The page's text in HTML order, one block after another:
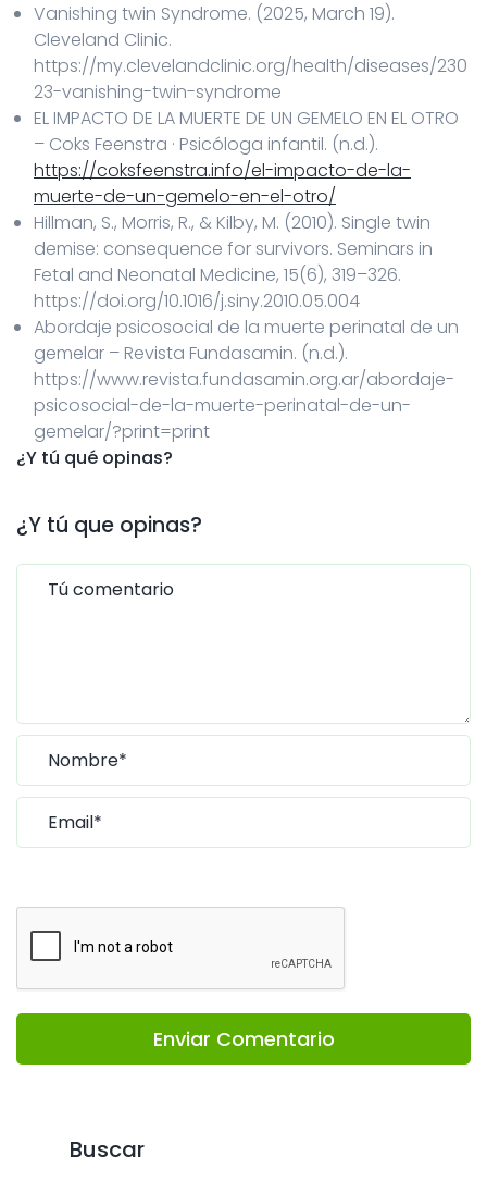
Vanishing twin Syndrome. (2025, March 19).
Cleveland Clinic.
https://my.clevelandclinic.org/health/diseases/230
23-vanishing-twin-syndrome
EL IMPACTO DE LA MUERTE DE UN GEMELO EN EL OTRO
– Coks Feenstra · Psicóloga infantil. (n.d.).
https://coksfeenstra.info/el-impacto-de-la-
muerte-de-un-gemelo-en-el-otro/
Hillman, S., Morris, R., & Kilby, M. (2010). Single twin
demise: consequence for survivors. Seminars in
Fetal and Neonatal Medicine, 15(6), 319–326.
https://doi.org/10.1016/j.siny.2010.05.004
Abordaje psicosocial de la muerte perinatal de un
gemelar – Revista Fundasamin. (n.d.).
https://www.revista.fundasamin.org.ar/abordaje-
psicosocial-de-la-muerte-perinatal-de-un-
gemelar/?print=print
¿Y tú qué opinas?
¿Y tú que opinas?
Enviar Comentario
Buscar